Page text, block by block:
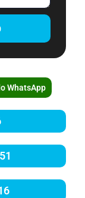
WhatsApp